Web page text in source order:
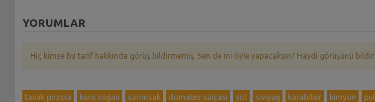
YORUMLAR
Hiç kimse bu tarif hakkında görüş bildirmemiş. Sen de mi öyle yapacaksın? Haydi görüşünü
tavuk pirzola kuru soğan sarımsak domates salçası süt sıvıyağ karabiber kimyon